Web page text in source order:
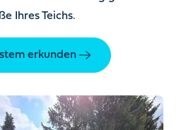
Ihres Teichs.
erkunden